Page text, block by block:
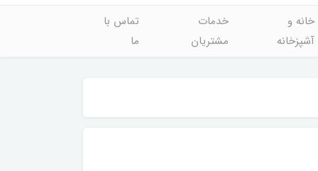
خانه و
آشپزخانه
خدمات
مشتریان
تماس با
ما